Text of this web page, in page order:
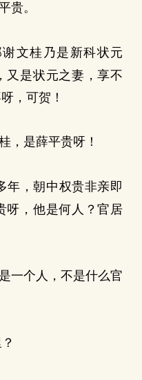
贵。
文桂乃是新科状元
又是状元之妻，享不
，可贺！
，是薛平贵呀！
年，朝中权贵非亲即
呀，他是何人？官居
一个人，不是什么官